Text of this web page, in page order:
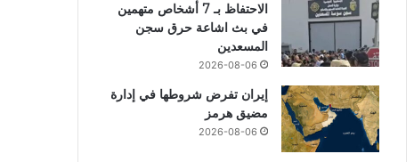
الاحتفاظ بـ 7 أشخاص متهمين
في بث اشاعة حرق سجن
المسعدين
2026-08-06
إيران تفرض شروطها في إدارة
مضيق هرمز
2026-08-06